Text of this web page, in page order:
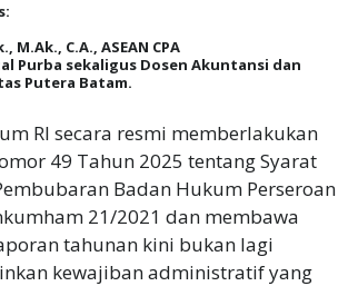
C.A., ASEAN CPA
Purba sekaligus Dosen Akuntansi dan
Putera Batam.
RI secara resmi memberlakukan
49 Tahun 2025 tentang Syarat
Badan Hukum Perseroan
21/2021 dan membawa
tahunan kini bukan lagi
kewajiban administratif yang